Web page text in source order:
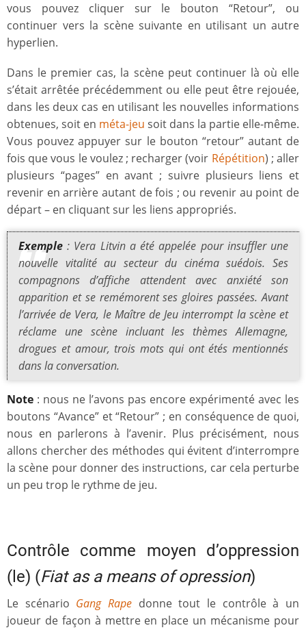
vous pouvez cliquer sur le bouton “Retour”, ou
continuer vers la scène suivante en utilisant un autre
hyperlien.
Dans le premier cas, la scène peut continuer là où elle
s’était arrêtée précédemment ou elle peut être rejouée,
dans les deux cas en utilisant les nouvelles informations
obtenues, soit en méta-jeu soit dans la partie elle-même.
Vous pouvez appuyer sur le bouton “retour” autant de
fois que vous le voulez ; recharger (voir Répétition) ; aller
plusieurs “pages” en avant ; suivre plusieurs liens et
revenir en arrière autant de fois ; ou revenir au point de
départ – en cliquant sur les liens appropriés.
Exemple : Vera Litvin a été appelée pour insuffler une
nouvelle vitalité au secteur du cinéma suédois. Ses
compagnons d’affiche attendent avec anxiété son
apparition et se remémorent ses gloires passées. Avant
l’arrivée de Vera, le Maître de Jeu interrompt la scène et
réclame une scène incluant les thèmesAllemagne,
drogues et amour, trois mots qui ont étés mentionnés
dans la conversation.
Note : nous ne l’avons pas encore expérimenté avec les
boutons “Avance” et “Retour” ; en conséquence de quoi,
nous en parlerons à l’avenir. Plus précisément, nous
allons chercher des méthodes qui évitent d’interrompre
la scène pour donner des instructions, car cela perturbe
un peu trop le rythme de jeu.
Contrôle comme moyen d’oppression
(le) (Fiat as a means of opression)
Le scénario Gang Rape donne tout le contrôle à un
joueur de façon à mettre en place un mécanisme pour